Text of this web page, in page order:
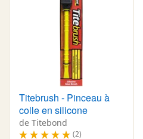
Titebrush - Pinceau à
colle en silicone
de Titebond
(2)